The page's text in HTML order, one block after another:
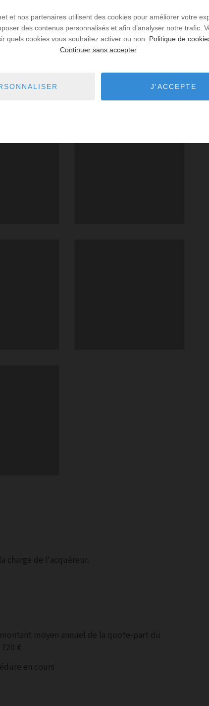
charge de l'acquéreur.
moyen annuel de la quote-part du
€
en cours
et nos partenaires utilisent des cookies pour améliorer votre
des contenus personnalisés et afin d’analyser notre trafic.
quels cookies vous souhaitez activer ou non. Politique de
Continuer sans accepter
J'ACCEPTE